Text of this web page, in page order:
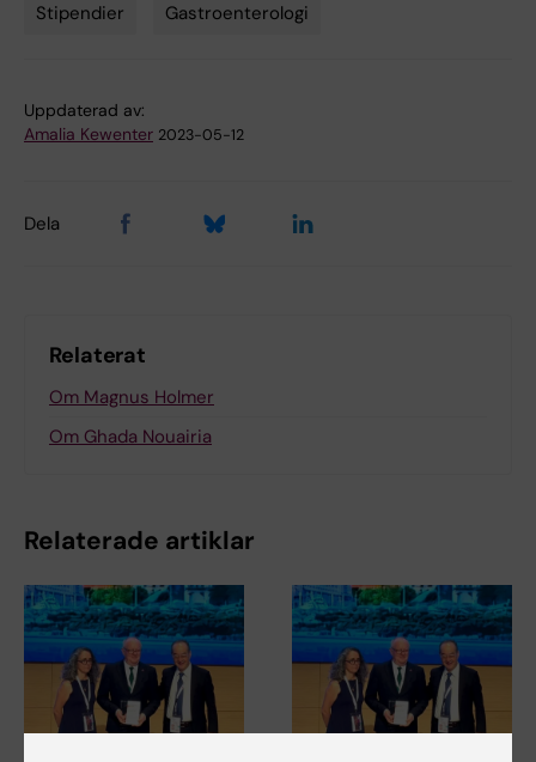
Stipendier Gastroenterologi
Uppdaterad av:
Amalia Kewenter 2023-05-12
Dela
Relaterat
Om Magnus Holmer
Om Ghada Nouairia
Relaterade artiklar